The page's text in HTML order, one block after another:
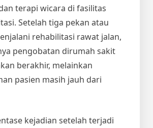
terapi wicara di fasilitas
Setelah tiga pekan atau
rehabilitasi rawat jalan,
pengobatan dirumah sakit
berakhir, melainkan
pasien masih jauh dari
kejadian setelah terjadi